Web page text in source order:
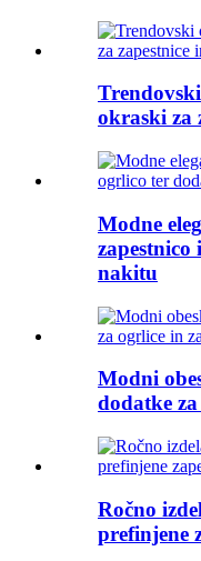
okraski za
Modne
nakitu
Modni
dodatke
Ročno
prefinjene